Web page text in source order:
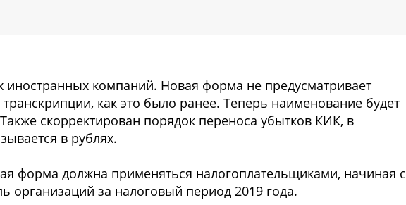
компаний. Новая форма не предусматривает
как это было ранее. Теперь наименование будет
скорректирован порядок переноса убытков КИК, в
в рублях.
форма должна применяться налогоплательщиками, начиная с
организаций за налоговый период 2019 года.